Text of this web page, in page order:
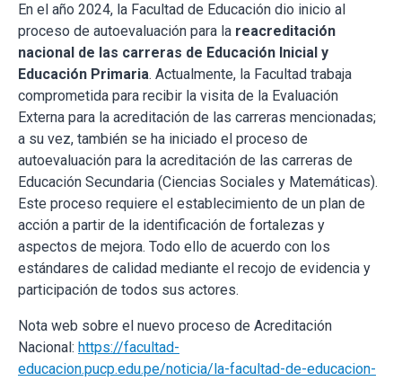
En el año 2024, la Facultad de Educación dio inicio al
proceso de autoevaluación para la reacreditación
nacional de las carreras de Educación Inicial y
Educación Primaria. Actualmente, la Facultad trabaja
comprometida para recibir la visita de la Evaluación
Externa para la acreditación de las carreras mencionadas;
a su vez, también se ha iniciado el proceso de
autoevaluación para la acreditación de las carreras de
Educación Secundaria (Ciencias Sociales y Matemáticas).
Este proceso requiere el establecimiento de un plan de
acción a partir de la identificación de fortalezas y
aspectos de mejora. Todo ello de acuerdo con los
estándares de calidad mediante el recojo de evidencia y
participación de todos sus actores.
Nota web sobre el nuevo proceso de Acreditación
Nacional: https://facultad-
educacion.pucp.edu.pe/noticia/la-facultad-de-educacion-